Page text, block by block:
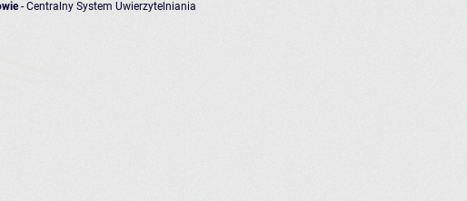
- Centralny System Uwierzytelniania